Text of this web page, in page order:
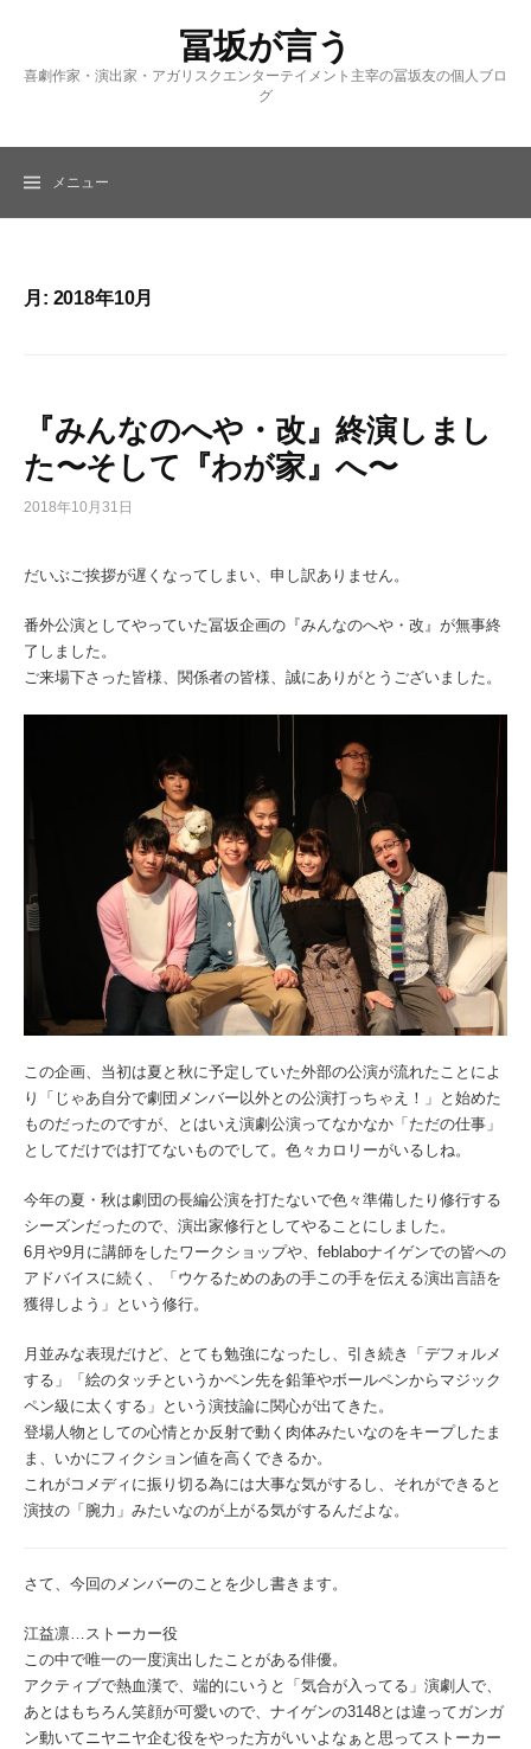
ッ
冨坂が言う
喜劇作家・演出家・アガリスクエンターテイメント主宰の冨坂友の個人ブロ
グ
メニュー
月: 2018年10月
『みんなのへや・改』終演しまし
た〜そして『わが家』へ〜
2018年10月31日
だいぶご挨拶が遅くなってしまい、申し訳ありません。
番外公演としてやっていた冨坂企画の『みんなのへや・改』が無事終
了しました。
ご来場下さった皆様、関係者の皆様、誠にありがとうございました。
この企画、当初は夏と秋に予定していた外部の公演が流れたことによ
り「じゃあ自分で劇団メンバー以外との公演打っちゃえ！」と始めた
ものだったのですが、とはいえ演劇公演ってなかなか「ただの仕事」
としてだけでは打てないものでして。色々カロリーがいるしね。
今年の夏・秋は劇団の長編公演を打たないで色々準備したり修行する
シーズンだったので、演出家修行としてやることにしました。
6月や9月に講師をしたワークショップや、feblaboナイゲンでの皆への
アドバイスに続く、「ウケるためのあの手この手を伝える演出言語を
獲得しよう」という修行。
月並みな表現だけど、とても勉強になったし、引き続き「デフォルメ
する」「絵のタッチというかペン先を鉛筆やボールペンからマジック
ペン級に太くする」という演技論に関心が出てきた。
登場人物としての心情とか反射で動く肉体みたいなのをキープしたま
ま、いかにフィクション値を高くできるか。
これがコメディに振り切る為には大事な気がするし、それができると
演技の「腕力」みたいなのが上がる気がするんだよな。
さて、今回のメンバーのことを少し書きます。
江益凛…ストーカー役
この中で唯一の一度演出したことがある俳優。
アクティブで熱血漢で、端的にいうと「気合が入ってる」演劇人で、
あとはもちろん笑顔が可愛いので、ナイゲンの3148とは違ってガンガ
ン動いてニヤニヤ企む役をやった方がいいよなぁと思ってストーカー